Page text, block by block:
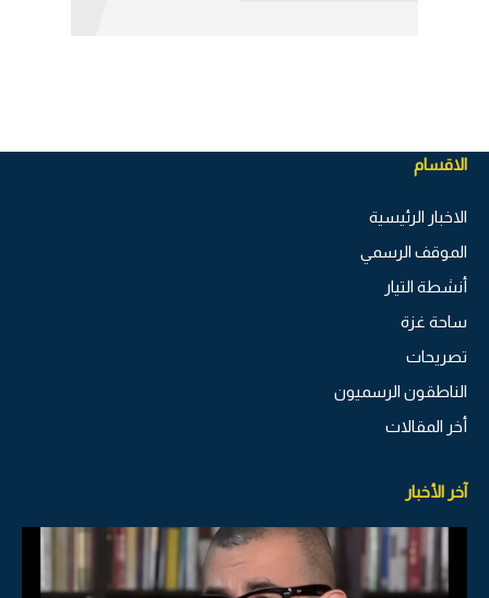
الاقسام
الاخبار الرئيسية
الموقف الرسمي
أنشطة التيار
ساحة غزة
تصريحات
الناطقون الرسميون
أخر المقالات
آخر الأخبار